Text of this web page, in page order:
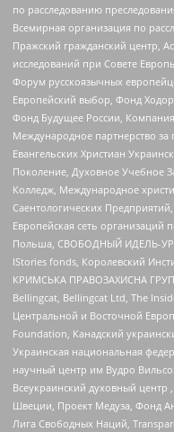
по расследованию
Всемирная организация по
Пражский гражданский центр,
исследований при Совете
Форум русскоязычных
Европейский выбор, Фонд
Фонд Будущее России,
Международное партнерство
Евангельских Христиан
Поколение, Духовное Учебное
Колледж, Международное
Саентологических
Европейская сеть
Польша, СВОБОДНЫЙ ИДЕЛЬ-
IStories fonds, Королевский
КРИМСЬКА ПРАВОЗАХИСНА
Bellingcat, Bellingcat Ltd, The
Центральной и Восточной
Foundation, Канадский
Украинская национальная
научный центр им Вудро
Всеукраинский духовный центр
Швеции, Проект Медуза, Фонд
Лига Свободных Наций,